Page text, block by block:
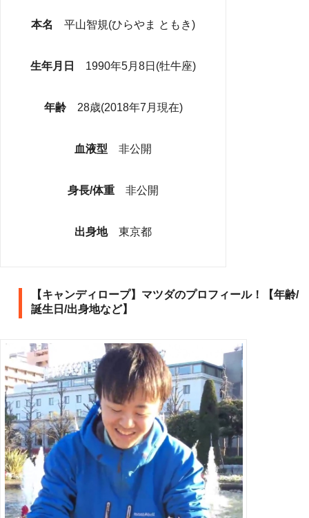
本名 平山智規(ひらやま ともき)
生年月日 1990年5月8日(牡牛座)
年齢 28歳(2018年7月現在)
血液型 非公開
身長/体重 非公開
出身地 東京都
【キャンディロープ】マツダのプロフィール！【年齢/
誕生日/出身地など】